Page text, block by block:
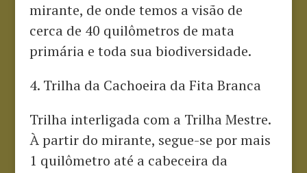
mirante, de onde temos a visão de
cerca de 40 quilômetros de mata
primária e toda sua biodiversidade.
4. Trilha da Cachoeira da Fita Branca
Trilha interligada com a Trilha Mestre.
À partir do mirante, segue-se por mais
1 quilômetro até a cabeceira da